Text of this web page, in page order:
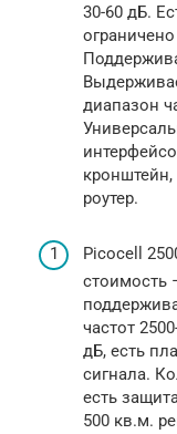
30-60 дБ.
диапазон
роутер.
Picocell
стоимость
частот
дБ, есть
сигнала.
есть
500 кв.м.